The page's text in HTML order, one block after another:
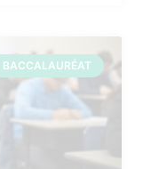
BACCALAURÉAT